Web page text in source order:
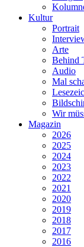
Kultur
Portrait
Arte
Behind
Audio
Mal
Wir
Magazin
2026
2025
2024
2023
2022
2021
2020
2019
2018
2017
2016